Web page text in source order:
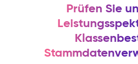
Prüfen Sie